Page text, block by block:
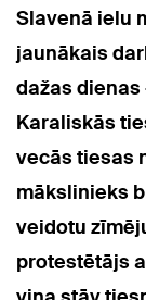
Slavenā ielu
jaunākais
dažas
Karaliskās
vecās tiesas
mākslinieks
veidotu
protestētājs